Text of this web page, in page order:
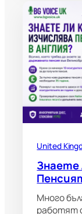
United
Знаете
Много
работят